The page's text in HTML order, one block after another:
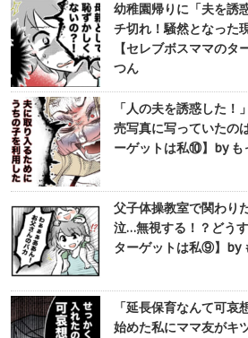
幼稚園帰りに「夫を誘
チ切れ！騒然となった
【セレブボスママの
つん
「人の夫を誘惑した！
売写真に写っていたの
ーゲットは私⑩】by も
父子体操教室で関わり
泣…無視する！？どう
ターゲットは私⑨】by
「延長保育なんて可
始めた私にママ友がキ